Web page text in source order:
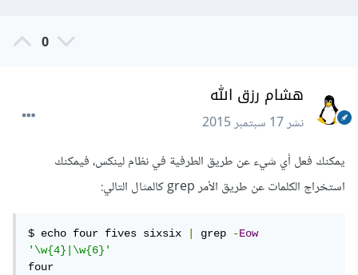
0
هشام رزق الله
نشر17 سبتمبر 2015
يمكنك فعل أي شيء عن طريق الطرفية في نظام لينكس، فيمكنك
استخراج الكلمات عن طريق الأمر grep كالمثال التالي:
$ echo four fives sixsix grep -Eow
'\w{4}|\w{6}'
four